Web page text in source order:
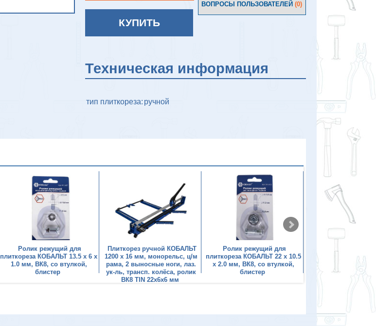
КУПИТЬ
ВОПРОСЫ ПОЛЬЗОВАТЕЛЕЙ(0)
Техническая информация
тип плиткореза: ручной
Ролик режущий для
плиткореза КОБАЛЬТ 13.5 х 6 х
1.0 мм, ВК8, со втулкой,
блистер
Плиткорез ручной КОБАЛЬТ
1200 х 16 мм, монорельс, ц/м
рама, 2 выносные ноги, лаз.
ук-ль, трансп. колёса, ролик
ВК8 TIN 22х6х6 мм
Ролик режущий для
плиткореза КОБАЛЬТ 22 х 10.5
х 2.0 мм, ВК8, со втулкой,
блистер
плиткореза КОБАЛЬТ
5.0 мм, ВК8,
подшипник,